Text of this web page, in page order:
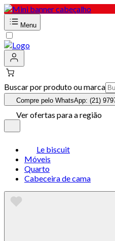
Menu
Buscar por produto ou marca
Compre pelo WhatsApp: (21)
Ver ofertas para a região
Le biscuit
Móveis
Quarto
Cabeceira de cama